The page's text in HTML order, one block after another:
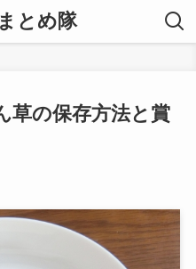
とめ隊
草の保存方法と賞